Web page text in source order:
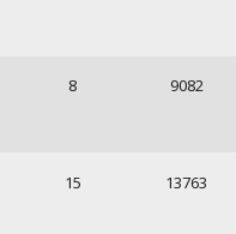
8 9082
15 13763